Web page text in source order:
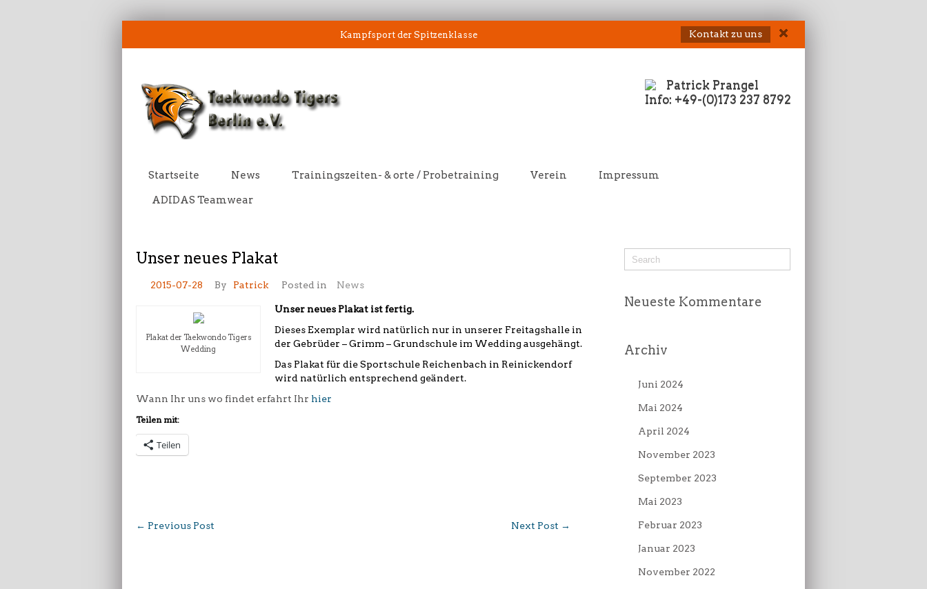
Kampfsport der Spitzenklasse Kontakt zu uns
Patrick Prangel
Info: +49-(0)173 237 8792
Startseite News Trainingszeiten- & orte / Probetraining Verein
Impressum
ADIDAS Teamwear
Unser neues Plakat
2015-07-28 By Patrick Posted in News
Plakat der Taekwondo Tigers
Wedding
Unser neues Plakat ist fertig.
Dieses Exemplar wird natürlich nur in unserer Freitagshalle in
der Gebrüder – Grimm – Grundschule im Wedding ausgehängt.
Das Plakat für die Sportschule Reichenbach in Reinickendorf
wird natürlich entsprechend geändert.
Wann Ihr uns wo findet erfahrt Ihr hier
Teilen mit:
Teilen
← Previous Post Next Post →
Neueste Kommentare
Archiv
Juni 2024
Mai 2024
April 2024
November 2023
September 2023
Mai 2023
Februar 2023
Januar 2023
November 2022